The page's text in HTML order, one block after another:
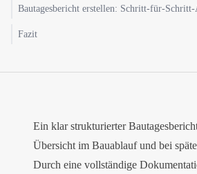
Bautagesbericht erstellen: Schritt-für-
Fazit
Ein klar strukturierter
Übersicht im Bauablauf und bei
Durch eine vollständige